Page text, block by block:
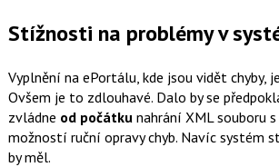
Stížnosti na problémy v
Vyplnění na ePortálu, kde jsou vidět chyby,
Ovšem je to zdlouhavé. Dalo by se
zvládne od počátku nahrání XML souboru
možností ruční opravy chyb. Navíc systém
by měl.